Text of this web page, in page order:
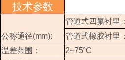
技术参数
公称通径(mm):
管道式四氟衬里：
管道式橡胶衬里：
温差范围：
2~75°C